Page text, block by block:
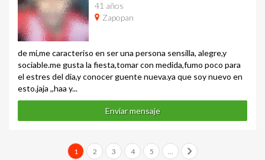
41 años
Zapopan
de mi,me caracteriso en ser una persona sensilla, alegre,y
sociable.me gusta la fiesta,tomar con medida,fumo poco para
el estres del dia,y conocer guente nueva.ya que soy nuevo en
esto.jaja ,,haa y...
Enviar mensaje
1 2 3 4 5